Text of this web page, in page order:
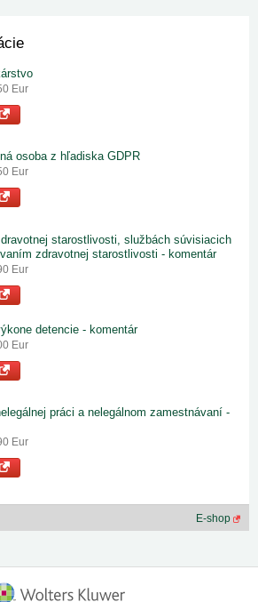
Eur
osoba z hľadiska GDPR
Eur
starostlivosti, službách súvisiacich
zdravotnej starostlivosti - komentár
Eur
detencie - komentár
Eur
práci a nelegálnom zamestnávaní -
Eur
E-shop